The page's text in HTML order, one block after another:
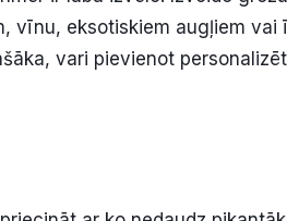
vīnu, eksotiskiem augļiem vai
vari pievienot